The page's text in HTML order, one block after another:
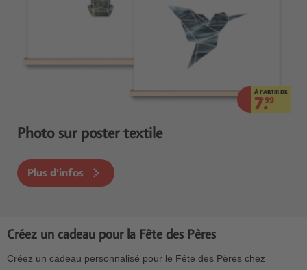
À PARTIR DE
7.99
Photo sur poster textile
Plus d'infos
Créez un cadeau pour la Fête des Pères
Créez un cadeau personnalisé pour le Fête des Pères chez